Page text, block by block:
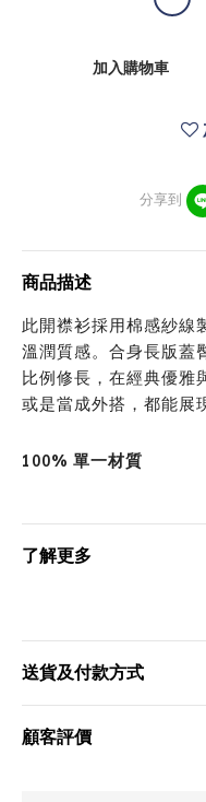
加入購物車
分享到
商品描述
此開襟衫採用棉感紗線
溫潤質感。合身長版蓋
比例修長，在經典優雅
或是當成外搭，都能展
100% 單一材質
了解更多
送貨及付款方式
顧客評價